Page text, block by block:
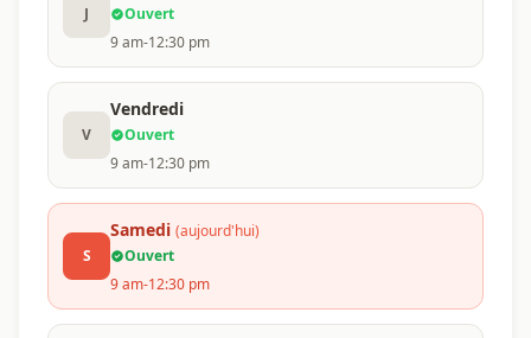
J
Ouvert
9 am-12:30 pm
V
Vendredi
Ouvert
9 am-12:30 pm
S
Samedi (aujourd'hui)
Ouvert
9 am-12:30 pm